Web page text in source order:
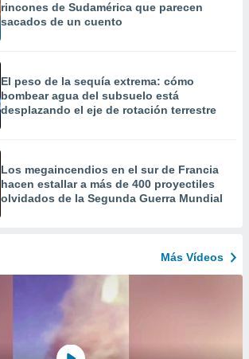
rincones de Sudamérica que parecen
sacados de un cuento
El peso de la sequía extrema: cómo
bombear agua del subsuelo está
desplazando el eje de rotación terrestre
Los megaincendios en el sur de Francia
hacen estallar a más de 400 proyectiles
olvidados de la Segunda Guerra Mundial
Más Vídeos